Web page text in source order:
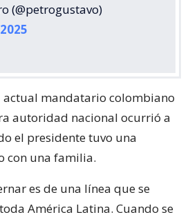
(@petrogustavo)
actual mandatario colombiano
autoridad nacional ocurrió a
el presidente tuvo una
con una familia.
es de una línea que se
América Latina. Cuando se